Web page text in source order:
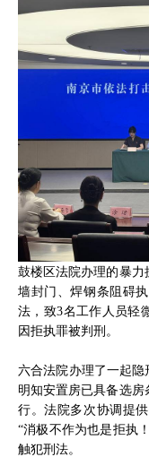
鼓楼区法院办理的暴
墙封门、焊钢条阻碍
法，致3名工作人员轻
因拒执罪被判刑。
六合法院办理了一起隐
明知安置房已具备选
行。法院多次协调提
“消极不作为也是拒执
触犯刑法。